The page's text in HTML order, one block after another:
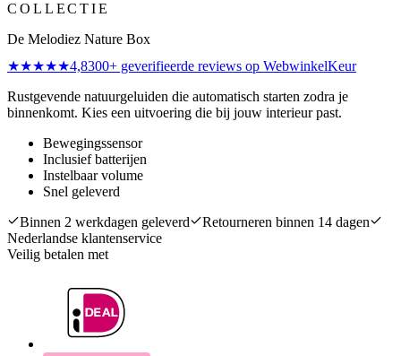
COLLECTIE
De Melodiez Nature Box
★★★★★4,8300+ geverifieerde reviews op WebwinkelKeur
Rustgevende natuurgeluiden die automatisch starten zodra je
binnenkomt. Kies een uitvoering die bij jouw interieur past.
Bewegingssensor
Inclusief batterijen
Instelbaar volume
Snel geleverd
Binnen 2 werkdagen geleverd
Retourneren binnen 14 dagen
Nederlandse klantenservice
Veilig betalen met